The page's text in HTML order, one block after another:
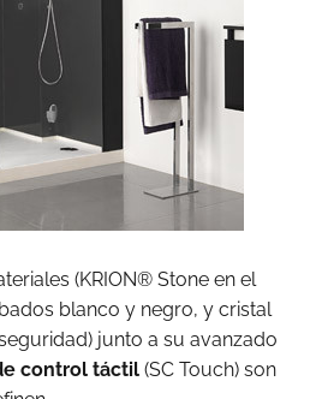
(KRION® Stone en el
blanco y negro, y cristal
junto a su avanzado
control táctil (SC Touch) son